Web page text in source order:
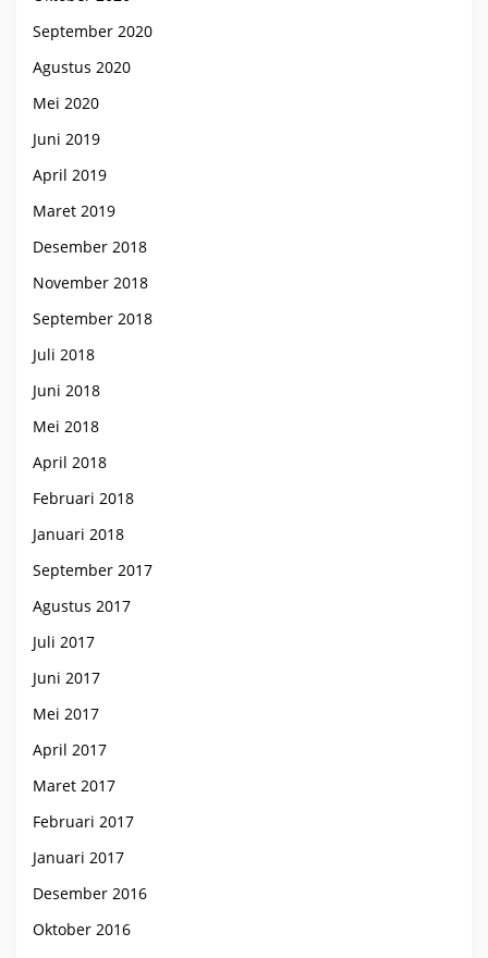
September 2020
Agustus 2020
Mei 2020
Juni 2019
April 2019
Maret 2019
Desember 2018
November 2018
September 2018
Juli 2018
Juni 2018
Mei 2018
April 2018
Februari 2018
Januari 2018
September 2017
Agustus 2017
Juli 2017
Juni 2017
Mei 2017
April 2017
Maret 2017
Februari 2017
Januari 2017
Desember 2016
Oktober 2016